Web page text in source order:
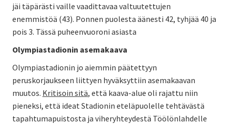
jäi täpärästi vaille vaadittavaa valtuutettujen
enemmistöä (43). Ponnen puolesta äänesti 42, tyhjää 40 ja
pois 3. Tässä puheenvuoroni asiasta
Olympiastadionin asemakaava
Olympiastadionin jo aiemmin päätettyyn
peruskorjaukseen liittyen hyväksyttiin asemakaavan
muutos. Kritisoin sitä, että kaava-alue oli rajattu niin
pieneksi, että ideat Stadionin eteläpuolelle tehtävästä
tapahtumapuistosta ja viheryhteydestä Töölönlahdelle